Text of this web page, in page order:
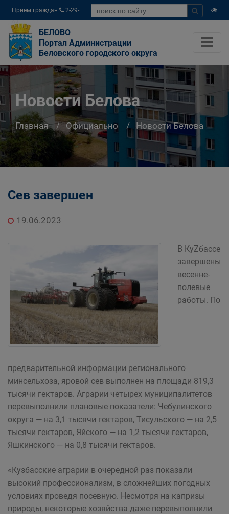
Прием граждан
2-29-
04
БЕЛОВО
Портал Администрации
Беловского городского округа
Новости Белова
Главная Официально Новости Белова
Сев завершен
19.06.2023
В КуZбассе
завершены
весенне-
полевые
работы. По
предварительной информации регионального
минсельхоза, яровой сев выполнен на площади 819,3
тысячи гектаров. Аграрии четырех муниципалитетов
перевыполнили плановые показатели: Чебулинского
округа — на 3,1 тысячи гектаров, Тисульского — на 2,5
тысячи гектаров, Яйского — на 1,2 тысячи гектаров,
Яшкинского — на 0,8 тысячи гектаров.
«Кузбасские аграрии в очередной раз показали
высокий профессионализм, в сложнейших погодных
условиях проведя посевную. Несмотря на капризы
природы, некоторые хозяйства даже перевыполнили